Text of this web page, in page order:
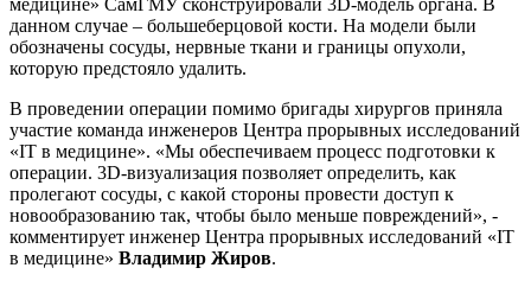
медицине» СамГМУ сконструировали 3D-модель органа. В
данном случае – большеберцовой кости. На модели были
обозначены сосуды, нервные ткани и границы опухоли,
которую предстояло удалить.
В проведении операции помимо бригады хирургов приняла
участие команда инженеров Центра прорывных исследований
«IT в медицине». «Мы обеспечиваем процесс подготовки к
операции. 3D-визуализация позволяет определить, как
пролегают сосуды, с какой стороны провести доступ к
новообразованию так, чтобы было меньше повреждений», -
комментирует инженер Центра прорывных исследований «IT
в медицине» Владимир Жиров.